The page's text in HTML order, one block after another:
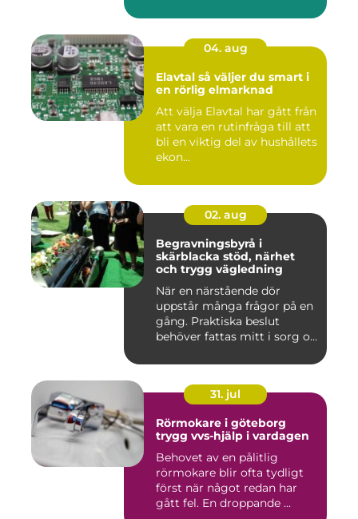
04. aug
Elavtal så väljer du smart i
en rörlig elmarknad
Att välja Elavtal har gått från
att vara en rutinfråga till att
bli en viktig del av hushållets
ekon...
02. aug
Begravningsbyrå i
skärblacka stöd, närhet
och trygg vägledning
När en närstående dör
uppstår många frågor på en
gång. Praktiska beslut
behöver fattas mitt i sorg o...
31. jul
Rörmokare i göteborg
trygg vvs-hjälp i vardagen
Behovet av en pålitlig
rörmokare blir ofta tydligt
först när något redan har
gått fel. En droppande ...